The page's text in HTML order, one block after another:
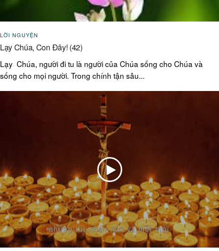
LỜI NGUYỆN
Lạy Chúa, Con Đây! (42)
Lạy Chúa, người đi tu là người của Chúa sống cho Chúa và
sống cho mọi người. Trong chính tận sâu...